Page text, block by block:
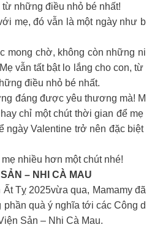
những điều nhỏ bé nhất!
mẹ, đó vẫn là một ngày như b
mong chờ, không còn những ni
vẫn tất bật lo lắng cho con, từ
điều nhỏ bé nhất.
đáng được yêu thương mà! M
chỉ một chút thời gian để mẹ
ngày Valentine trở nên đặc biệt
nhiều hơn một chút nhé!
– NHI CÀ MAU
Tỵ 2025vừa qua, Mamamy đã
quà ý nghĩa tới các Công d
Sản – Nhi Cà Mau.